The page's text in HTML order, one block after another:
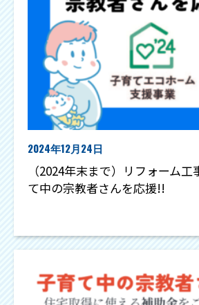
2024年12月24日
（2024年末まで）リフォーム
て中の宗教者さんを応援!!